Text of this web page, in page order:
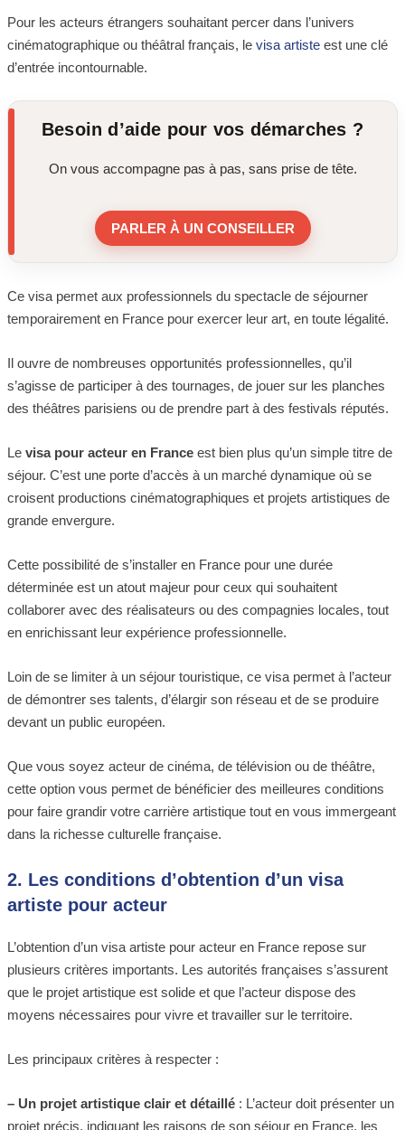
Pour les acteurs étrangers souhaitant percer dans l’univers
cinématographique ou théâtral français, levisa artiste est une clé
d’entrée incontournable.
Besoin d’aide pour vos démarches ?
On vous accompagne pas à pas, sans prise de tête.
PARLER À UN CONSEILLER
Ce visa permet aux professionnels du spectacle de séjourner
temporairement en France pour exercer leur art, en toute légalité.
Il ouvre de nombreuses opportunités professionnelles, qu’il
s’agisse de participer à des tournages, de jouer sur les planches
des théâtres parisiens ou de prendre part à des festivals réputés.
Levisa pour acteur en France est bien plus qu’un simple titre de
séjour. C’est une porte d’accès à un marché dynamique où se
croisent productions cinématographiques et projets artistiques de
grande envergure.
Cette possibilité de s’installer en France pour une durée
déterminée est un atout majeur pour ceux qui souhaitent
collaborer avec des réalisateurs ou des compagnies locales, tout
en enrichissant leur expérience professionnelle.
Loin de se limiter à un séjour touristique, ce visa permet à l’acteur
de démontrer ses talents, d’élargir son réseau et de se produire
devant un public européen.
Que vous soyez acteur de cinéma, de télévision ou de théâtre,
cette option vous permet de bénéficier des meilleures conditions
pour faire grandir votre carrière artistique tout en vous immergeant
dans la richesse culturelle française.
2. Les conditions d’obtention d’un visa
artiste pour acteur
L’obtention d’un visa artiste pour acteur en France repose sur
plusieurs critères importants. Les autorités françaises s’assurent
que le projet artistique est solide et que l’acteur dispose des
moyens nécessaires pour vivre et travailler sur le territoire.
Les principaux critères à respecter :
– Un projet artistique clair et détaillé : L’acteur doit présenter un
projet précis, indiquant les raisons de son séjour en France, les